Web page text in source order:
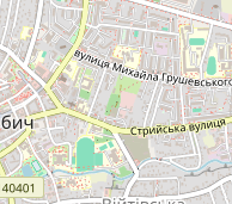
свою музичну подорож